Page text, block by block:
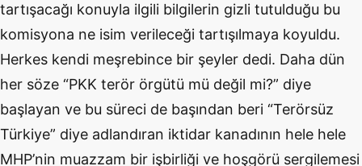
tartışacağı konuyla ilgili bilgilerin gizli tutulduğu bu
komisyona ne isim verileceği tartışılmaya koyuldu.
Herkes kendi meşrebince bir şeyler dedi. Daha dün
her söze “PKK terör örgütü mü değil mi?” diye
başlayan ve bu süreci de başından beri “Terörsüz
Türkiye” diye adlandıran iktidar kanadının hele hele
MHP’nin muazzam bir işbirliği ve hoşgörü sergilemesi